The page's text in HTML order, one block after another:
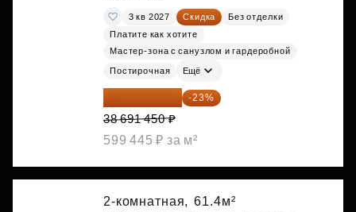
3 кв 2027 Скидка
Без отделки
Платите как хотите
Мастер-зона с санузлом и гардеробной
Постирочная Ещё
29 792 417 ₽ -23%
38 691 450 ₽
599 445 ₽ за м²
2-комнатная, 61.4м²